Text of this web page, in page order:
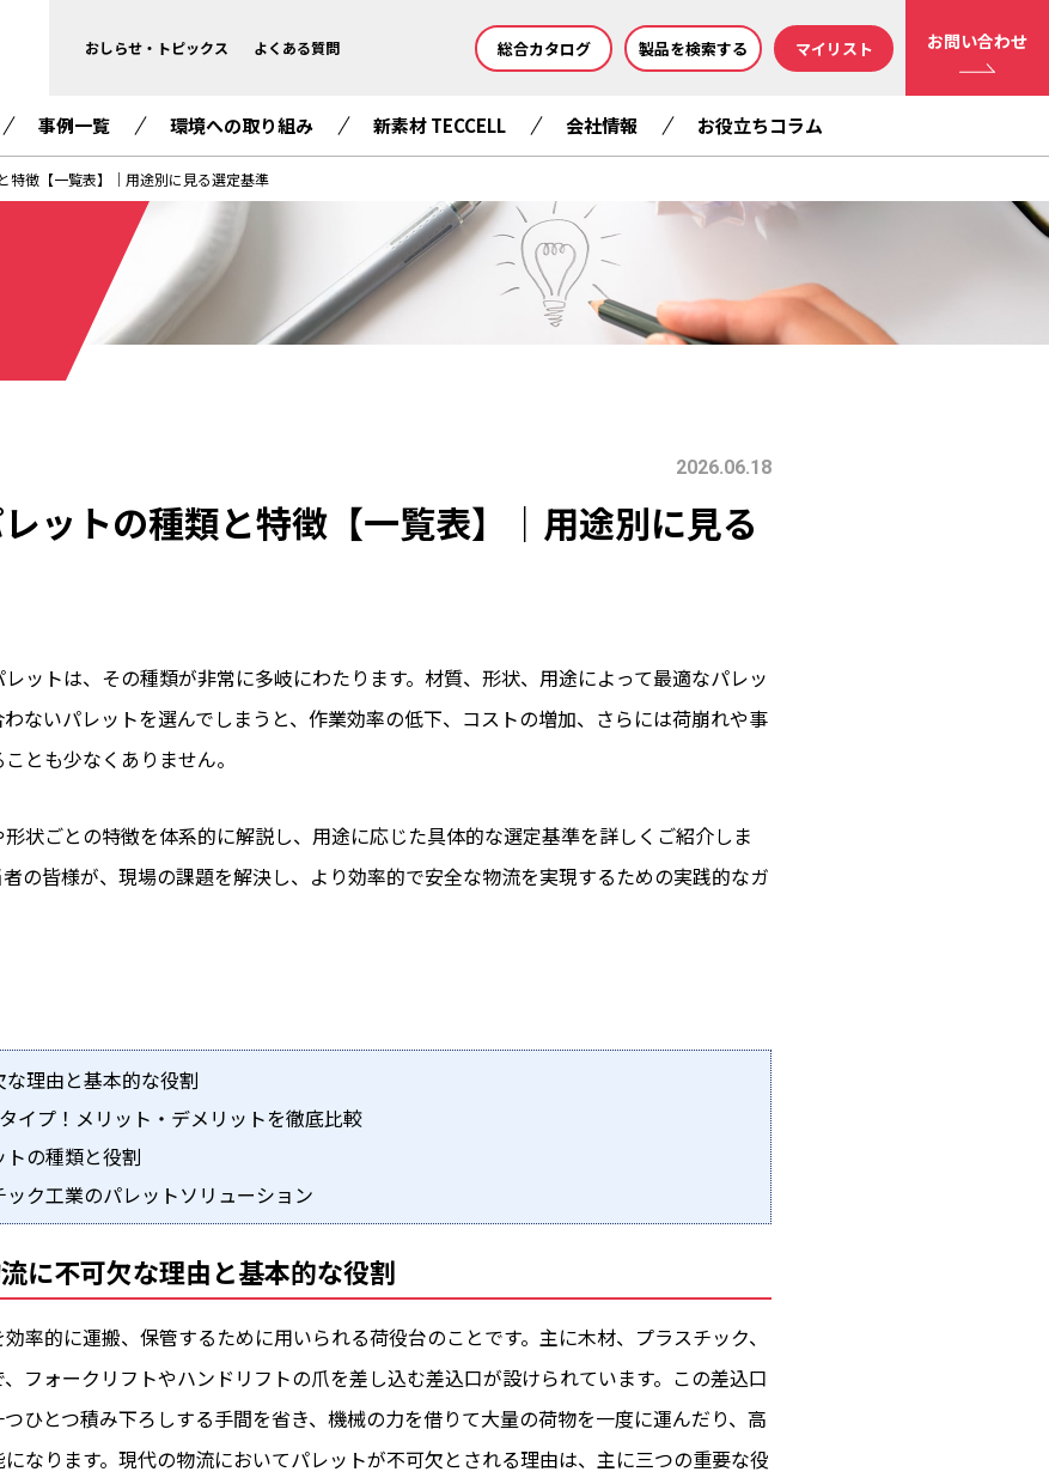
おしらせ・トピックス よくある質問 総合カタログ 製品を検索する マイリスト お問い合わせ
事例一覧 環境への取り組み 新素材 TECCELL 会社情報 お役立ちコラム
特徴【一覧表】｜用途別に見る選定基準
2026.06.18
ットの種類と特徴【一覧表】｜用途別に見る
ットは、その種類が非常に多岐にわたります。材質、形状、用途によって最適なパレッ
ないパレットを選んでしまうと、作業効率の低下、コストの増加、さらには荷崩れや事
とも少なくありません。
状ごとの特徴を体系的に解説し、用途に応じた具体的な選定基準を詳しくご紹介しま
の皆様が、現場の課題を解決し、より効率的で安全な物流を実現するための実践的なガ
理由と基本的な役割
イプ！メリット・デメリットを徹底比較
トの種類と役割
ク工業のパレットソリューション
に不可欠な理由と基本的な役割
率的に運搬、保管するために用いられる荷役台のことです。主に木材、プラスチック、
フォークリフトやハンドリフトの爪を差し込む差込口が設けられています。この差込口
ひとつ積み下ろしする手間を省き、機械の力を借りて大量の荷物を一度に運んだり、高
なります。現代の物流においてパレットが不可欠とされる理由は、主に三つの重要な役